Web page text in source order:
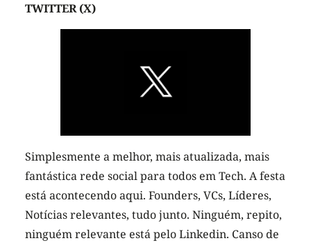
TWITTER (X)
Simplesmente a melhor, mais atualizada, mais
fantástica rede social para todos em Tech. A festa
está acontecendo aqui. Founders, VCs, Líderes,
Notícias relevantes, tudo junto. Ninguém, repito,
ninguém relevante está pelo Linkedin. Canso de